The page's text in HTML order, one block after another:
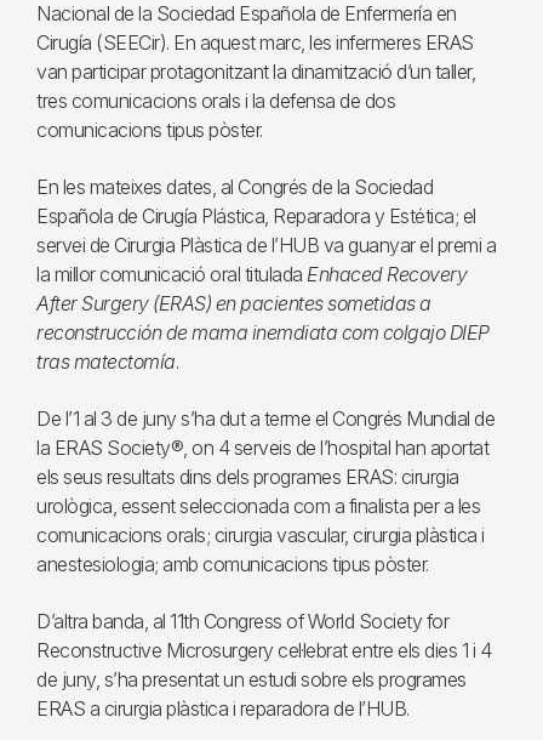
Nacional de la Sociedad Española de Enfermería en
Cirugía (SEECir). En aquest marc, les infermeres ERAS
van participar protagonitzant la dinamització d’un taller,
tres comunicacions orals i la defensa de dos
comunicacions tipus pòster.
En les mateixes dates, al Congrés de la Sociedad
Española de Cirugía Plástica, Reparadora y Estética; el
servei de Cirurgia Plàstica de l’HUB va guanyar el premi a
la millor comunicació oral titulada Enhaced Recovery
After Surgery (ERAS) en pacientes sometidas a
reconstrucción de mama inemdiata com colgajo DIEP
tras matectomía.
De l’1 al 3 de juny s’ha dut a terme el Congrés Mundial de
la ERAS Society®, on 4 serveis de l’hospital han aportat
els seus resultats dins dels programes ERAS: cirurgia
urològica, essent seleccionada com a finalista per a les
comunicacions orals; cirurgia vascular, cirurgia plàstica i
anestesiologia; amb comunicacions tipus pòster.
D’altra banda, al 11th Congress of World Society for
Reconstructive Microsurgery cel·lebrat entre els dies 1 i 4
de juny, s’ha presentat un estudi sobre els programes
ERAS a cirurgia plàstica i reparadora de l’HUB.